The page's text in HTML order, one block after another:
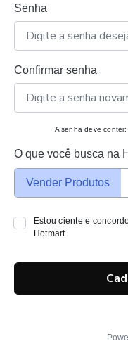
Senha
Confirmar senha
A senha deve
O que você busca na
Vender Produtos
Estou ciente e
Hotmart.